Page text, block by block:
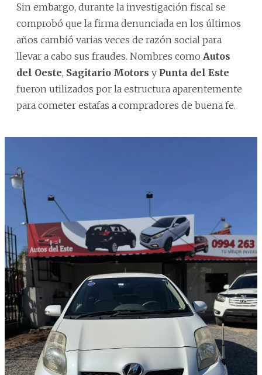
Sin embargo, durante la investigación fiscal se
comprobó que la firma denunciada en los últimos
años cambió varias veces de razón social para
llevar a cabo sus fraudes. Nombres como Autos
del Oeste, Sagitario Motors y Punta del Este
fueron utilizados por la estructura aparentemente
para cometer estafas a compradores de buena fe.